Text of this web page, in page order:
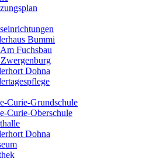
Bummi
Fuchsbau
Dohna
Curie-Grundschule
Curie-Oberschule
Dohna